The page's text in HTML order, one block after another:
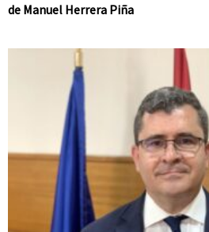
de Manuel Herrera Piña